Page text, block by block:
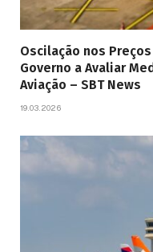
Oscilação nos
Governo a Avaliar
Aviação – SBT News
19.03.2026